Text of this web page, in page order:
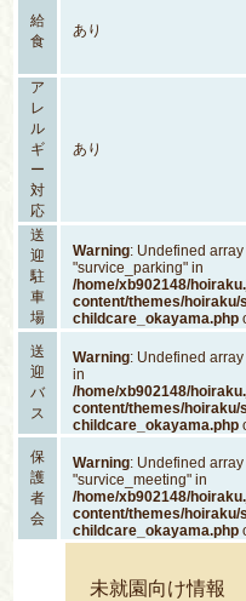
給
食
あり
ア
レ
ル
ギ
ー
対
応
あり
送
迎
駐
車
場
Warning: Undefined array
"survice_parking" in
/home/xb902148/
content/themes/hoiraku/
childcare_okayama.php
送
迎
バ
ス
Warning: Undefined
in
/home/xb902148/
content/themes/hoiraku/
childcare_okayama.php
保
護
者
会
Warning: Undefined array
"survice_meeting" in
/home/xb902148/
content/themes/hoiraku/
childcare_okayama.php
未就園向け情報